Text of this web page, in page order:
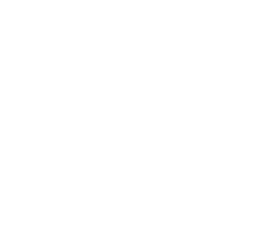
réussissent même à les cultiver en
supérieure, témoignent d'un héritage
grimpante aux dimensions